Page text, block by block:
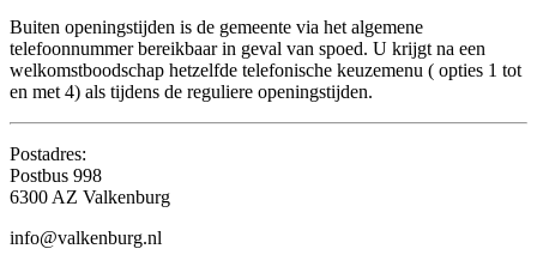
Buiten openingstijden is de gemeente via het algemene
telefoonnummer bereikbaar in geval van spoed. U krijgt na een
welkomstboodschap hetzelfde telefonische keuzemenu ( opties 1 tot
en met 4) als tijdens de reguliere openingstijden.
Postadres:
Postbus 998
6300 AZ Valkenburg
info@valkenburg.nl